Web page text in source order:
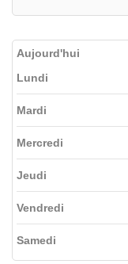
Aujourd'hui
Lundi
Mardi
Mercredi
Jeudi
Vendredi
Samedi